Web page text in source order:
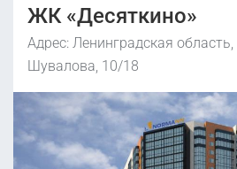
ЖК «Десяткино»
Адрес: Ленинградская
Шувалова, 10/18